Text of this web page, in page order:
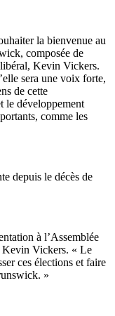
la bienvenue au
composée de
Kevin Vickers.
sera une voix forte,
de cette
le développement
comme les
depuis le décès de
à l’Assemblée
Kevin Vickers. « Le
ces élections et faire
»